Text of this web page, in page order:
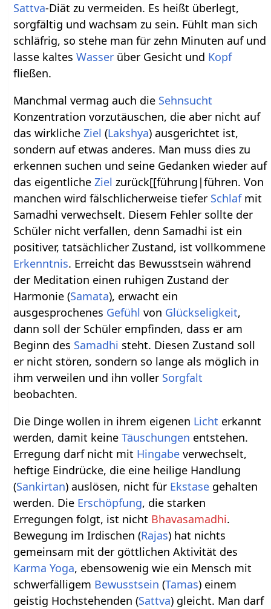
Sattva-Diät zu vermeiden. Es heißt überlegt,
sorgfältig und wachsam zu sein. Fühlt man sich
schläfrig, so stehe man für zehn Minuten auf und
lasse kaltesWasser über Gesicht und Kopf
fließen.
Manchmal vermag auch die Sehnsucht
Konzentration vorzutäuschen, die aber nicht auf
das wirklicheZiel (Lakshya) ausgerichtet ist,
sondern auf etwas anderes. Man muss dies zu
erkennen suchen und seine Gedanken wieder auf
das eigentlicheZiel zurück[[führung|führen. Von
manchen wird fälschlicherweise tiefer Schlafmit
Samadhi verwechselt. Diesem Fehler sollte der
Schüler nicht verfallen, denn Samadhi ist ein
positiver, tatsächlicher Zustand, ist vollkommene
Erkenntnis. Erreicht das Bewusstsein während
der Meditation einen ruhigen Zustand der
Harmonie (Samata), erwacht ein
ausgesprochenes Gefühl von Glückseligkeit,
dann soll der Schüler empfinden, dass er am
Beginn des Samadhi steht. Diesen Zustand soll
er nicht stören, sondern so lange als möglich in
ihm verweilen und ihn voller Sorgfalt
beobachten.
Die Dinge wollen in ihrem eigenen Licht erkannt
werden, damit keineTäuschungen entstehen.
Erregung darf nicht mit Hingabe verwechselt,
heftige Eindrücke, die eine heilige Handlung
(Sankirtan) auslösen, nicht für Ekstase gehalten
werden. Die Erschöpfung, die starken
Erregungen folgt, ist nicht Bhavasamadhi.
Bewegung im Irdischen (Rajas) hat nichts
gemeinsam mit der göttlichen Aktivität des
Karma Yoga, ebensowenig wie ein Mensch mit
schwerfälligem Bewusstsein (Tamas) einem
geistig Hochstehenden (Sattva) gleicht. Man darf